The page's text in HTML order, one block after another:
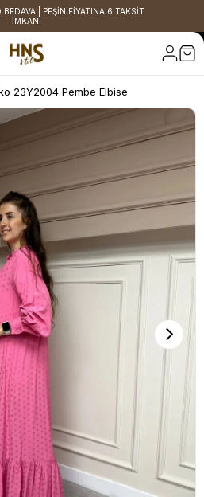
| PEŞİN FİYATINA 6 TAKSİT
İMKANI
23Y2004 Pembe Elbise